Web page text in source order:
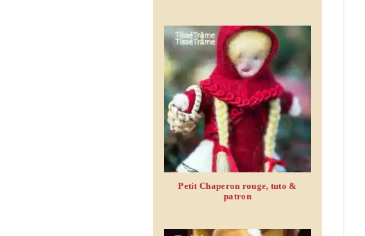
Petit Chaperon rouge, tuto &
patron